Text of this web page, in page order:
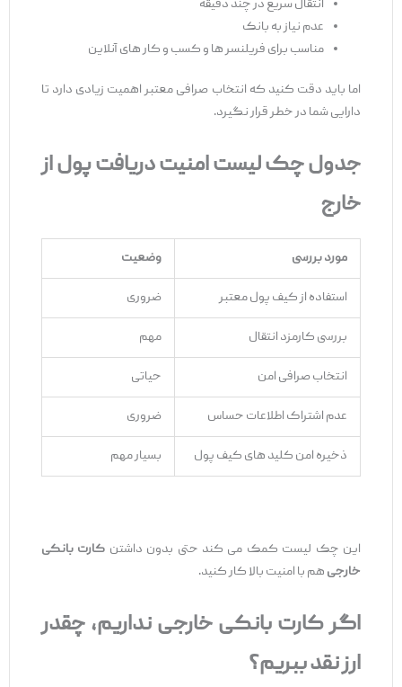
انتقال سریع در چند دقیقه
عدم نیاز به بانک
مناسب برای فریلنسر ها و کسب ‌و کار های آنلاین
اما باید دقت کنید که انتخاب صرافی معتبر اهمیت زیادی دارد تا
دارایی شما در خطر قرار نگیرد.
جدول چک ‌لیست امنیت دریافت پول از
خارج
مورد بررسی وضعیت
استفاده از کیف پول معتبر ضروری
بررسی کارمزد انتقال مهم
انتخاب صرافی امن حیاتی
عدم اشتراک اطلاعات حساس ضروری
ذخیره امن کلید های کیف پول بسیار مهم
این چک ‌لیست کمک می ‌کند حتی بدون داشتنکارت بانکی
خارجیهم با امنیت بالا کار کنید.
اگر کارت بانکی خارجی نداریم، چقدر
ارز نقد ببریم؟